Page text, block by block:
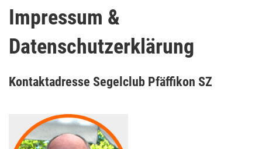
Impressum &
Datenschutzerklärung
Kontaktadresse Segelclub Pfäffikon SZ